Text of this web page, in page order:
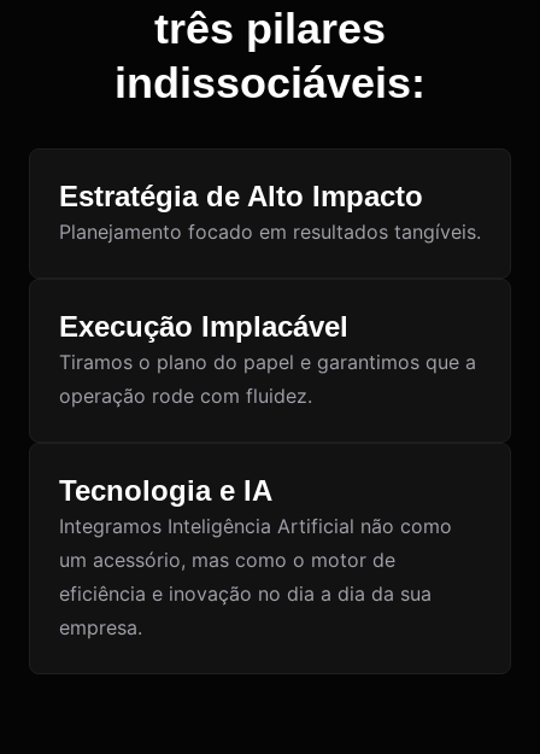
três pilares
indissociáveis:
Estratégia de Alto Impacto
Planejamento focado em resultados tangíveis.
Execução Implacável
Tiramos o plano do papel e garantimos que a
operação rode com fluidez.
Tecnologia e IA
Integramos Inteligência Artificial não como
um acessório, mas como o motor de
eficiência e inovação no dia a dia da sua
empresa.